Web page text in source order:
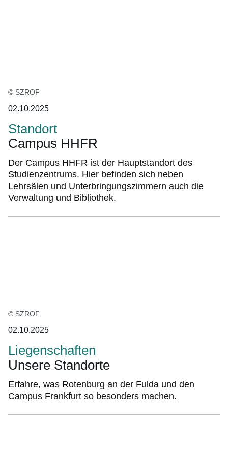
© SZROF
02.10.2025
Standort
Campus HHFR
Der Campus HHFR ist der Hauptstandort des
Studienzentrums. Hier befinden sich neben
Lehrsälen und Unterbringungszimmern auch die
Verwaltung und Bibliothek.
© SZROF
02.10.2025
Liegenschaften
Unsere Standorte
Erfahre, was Rotenburg an der Fulda und den
Campus Frankfurt so besonders machen.